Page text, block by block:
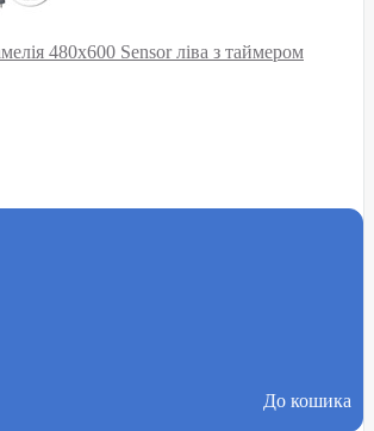
480х600 Sensor ліва з таймером
До кошика